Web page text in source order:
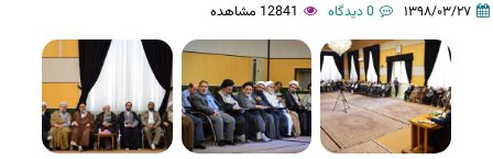
۱۳۹۸/۰۳/۲۷ 0 دیدگاه 12841 مشاهده